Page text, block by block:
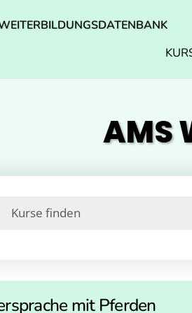
AMS
mit Pferden